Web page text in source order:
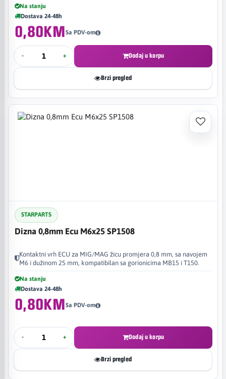
Na stanju
Dostava 24-48h
0,80KMSa PDV-om
- + Dodaj u korpu
Brzi pregled
STARPARTS
Dizna 0,8mm Ecu M6x25 SP1508
Kontaktni vrh ECU za MIG/MAG žicu promjera 0,8 mm, sa navojem
M6 i dužinom 25 mm, kompatibilan sa gorionicima MB15 i T150.
Na stanju
Dostava 24-48h
0,80KMSa PDV-om
- + Dodaj u korpu
Brzi pregled